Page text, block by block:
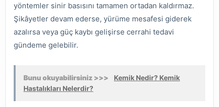
yöntemler sinir basısını tamamen ortadan kaldırmaz.
Şikâyetler devam ederse, yürüme mesafesi giderek
azalırsa veya güç kaybı gelişirse cerrahi tedavi
gündeme gelebilir.
Bunu okuyabilirsiniz >>>
Kemik Nedir? Kemik
Hastalıkları Nelerdir?